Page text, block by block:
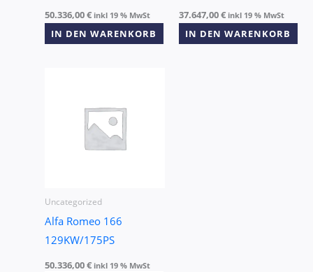
50.336,00€ inkl 19 % MwSt
IN DEN WARENKORB
37.647,00€ inkl 19 % MwSt
IN DEN WARENKORB
Uncategorized
Alfa Romeo 166
129KW/175PS
50.336,00€ inkl 19 % MwSt